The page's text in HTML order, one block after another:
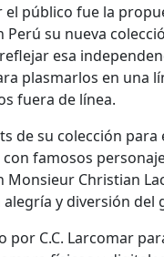
público fue la
su nueva
esa
plasmarlos en una
fuera de línea.
de su colección
famosos
Monsieur Christian
y diversión del
C.C. Larcomar